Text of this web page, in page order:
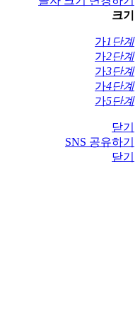
크기
가1단계
가2단계
가3단계
가4단계
가5단계
닫기
SNS 공유하기
닫기